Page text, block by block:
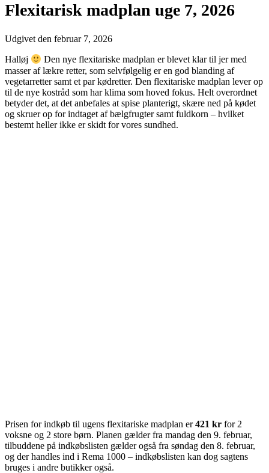
Flexitarisk madplan uge 7, 2026
Udgivet den februar 7, 2026
Halløj
Den nye flexitariske madplan er blevet klar til jer med
masser af lækre retter, som selvfølgelig er en god blanding af
vegetarretter samt et par kødretter. Den flexitariske madplan lever op
til de nye kostråd som har klima som hoved fokus. Helt overordnet
betyder det, at det anbefales at spise planterigt, skære ned på kødet
og skruer op for indtaget af bælgfrugter samt fuldkorn – hvilket
bestemt heller ikke er skidt for vores sundhed.
Prisen for indkøb til ugens flexitariske madplan er421 kr for 2
voksne og 2 store børn. Planen gælder fra mandag den 9. februar,
tilbuddene på indkøbslisten gælder også fra søndag den 8. februar,
og der handles ind i Rema 1000 – indkøbslisten kan dog sagtens
bruges i andre butikker også.